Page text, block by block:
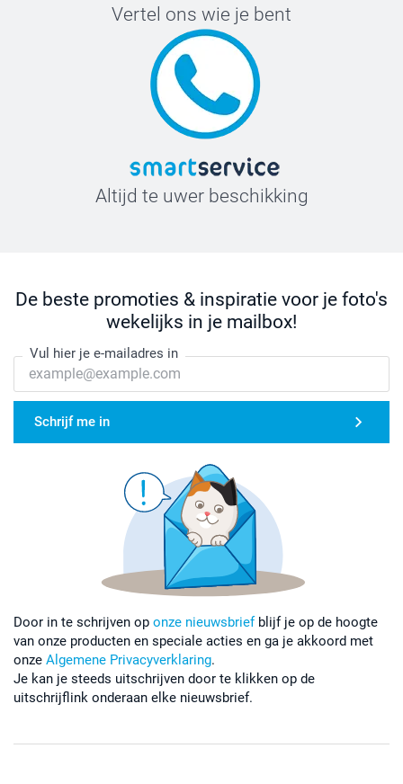
Vertel ons wie je bent
Altijd te uwer beschikking
De beste promoties & inspiratie voor je foto's
wekelijks in je mailbox!
Vul hier je e-mailadres in
Schrijf me in
Door in te schrijven op onze nieuwsbrief blijf je op de hoogte
van onze producten en speciale acties en ga je akkoord met
onze Algemene Privacyverklaring.
Je kan je steeds uitschrijven door te klikken op de
uitschrijflink onderaan elke nieuwsbrief.